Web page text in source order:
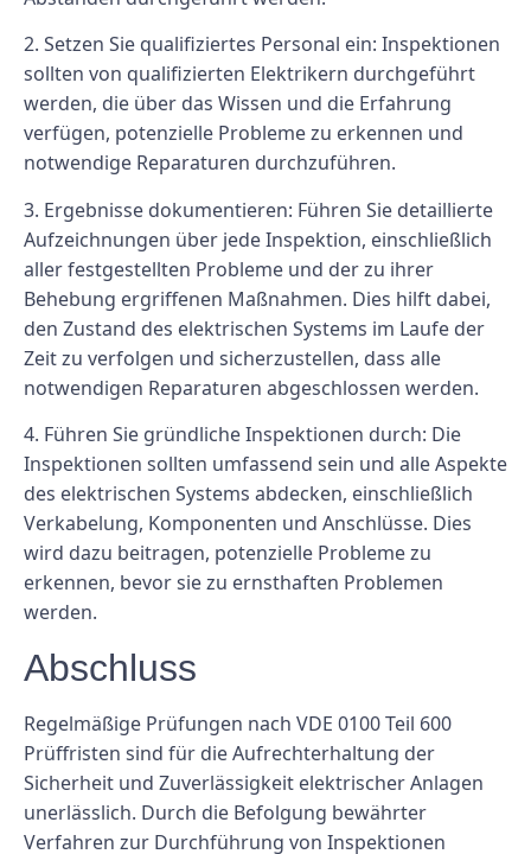
2. Setzen Sie qualifiziertes Personal ein: Inspektionen
sollten von qualifizierten Elektrikern durchgeführt
werden, die über das Wissen und die Erfahrung
verfügen, potenzielle Probleme zu erkennen und
notwendige Reparaturen durchzuführen.
3. Ergebnisse dokumentieren: Führen Sie detaillierte
Aufzeichnungen über jede Inspektion, einschließlich
aller festgestellten Probleme und der zu ihrer
Behebung ergriffenen Maßnahmen. Dies hilft dabei,
den Zustand des elektrischen Systems im Laufe der
Zeit zu verfolgen und sicherzustellen, dass alle
notwendigen Reparaturen abgeschlossen werden.
4. Führen Sie gründliche Inspektionen durch: Die
Inspektionen sollten umfassend sein und alle Aspekte
des elektrischen Systems abdecken, einschließlich
Verkabelung, Komponenten und Anschlüsse. Dies
wird dazu beitragen, potenzielle Probleme zu
erkennen, bevor sie zu ernsthaften Problemen
werden.
Abschluss
Regelmäßige Prüfungen nach VDE 0100 Teil 600
Prüffristen sind für die Aufrechterhaltung der
Sicherheit und Zuverlässigkeit elektrischer Anlagen
unerlässlich. Durch die Befolgung bewährter
Verfahren zur Durchführung von Inspektionen